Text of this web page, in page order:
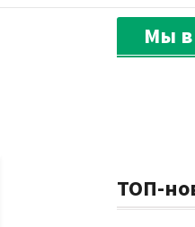
Мы в
ТОП-